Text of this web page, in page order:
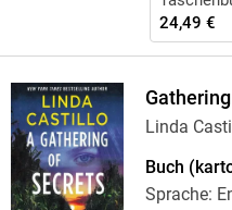
24,49 €
Linda
Buch
Sprache: